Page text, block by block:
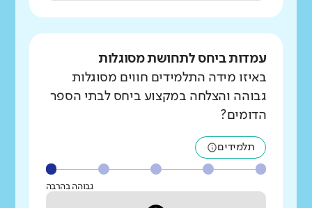
עמדות ביחס לתחושת מסוגלות
באיזו מידה התלמידים חווים מסוגלות
גבוהה והצלחה במקצוע ביחס לבתי הספר
הדומים?
תלמידים
גבוהה בהרבה